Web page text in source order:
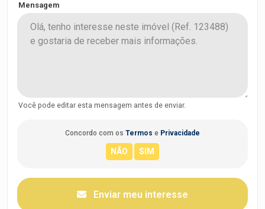
Mensagem
Você pode editar esta mensagem antes de enviar.
Concordo com os Termos e Privacidade
Enviar meu interesse